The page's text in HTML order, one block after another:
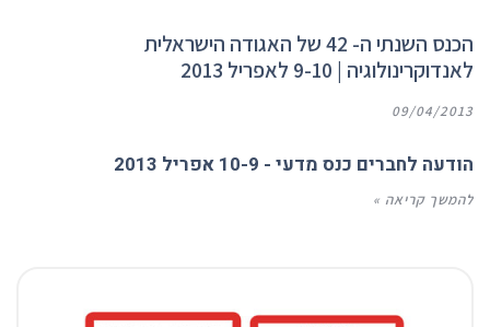
הכנס השנתי ה- 42 של האגודה הישראלית
לאנדוקרינולוגיה | 9-10 לאפריל 2013
09/04/2013
הודעה לחברים כנס מדעי - 10-9 אפריל 2013
להמשך קריאה »